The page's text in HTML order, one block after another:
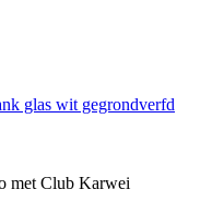
glas wit gegrondverfd
met Club Karwei